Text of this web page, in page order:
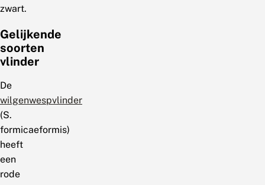
zwart.
Gelijkende
soorten
vlinder
De
wilgenwespvlinder
(S.
formicaeformis)
heeft
een
rode